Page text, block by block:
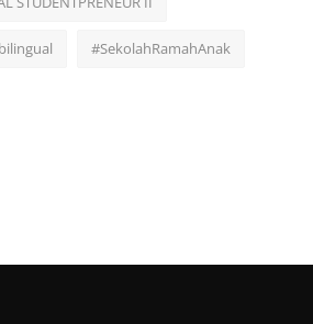
#SekolahRamahAnak